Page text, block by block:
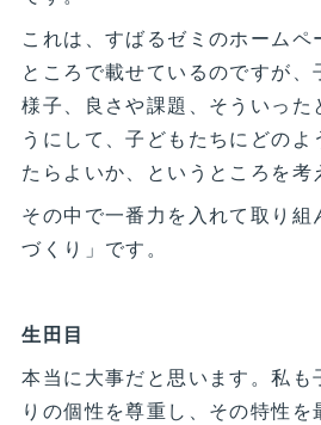
これは、すばるゼミのホーム
ところで載せているのですが
様子、良さや課題、そういった
うにして、子どもたちにどのよ
たらよいか、というところを考
その中で一番力を入れて取り組
づくり」です。
生田目
本当に大事だと思います。私も
りの個性を尊重し、その特性